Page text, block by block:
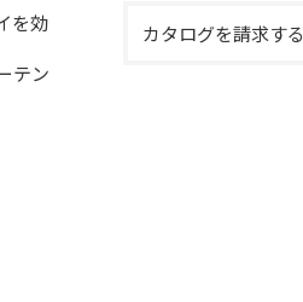
を効
テン
カタログを請求する